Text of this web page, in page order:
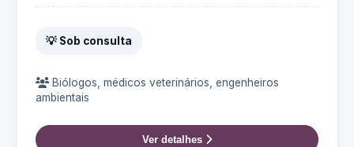
💡 Sob consulta
Biólogos, médicos veterinários, engenheiros
ambientais
Ver detalhes